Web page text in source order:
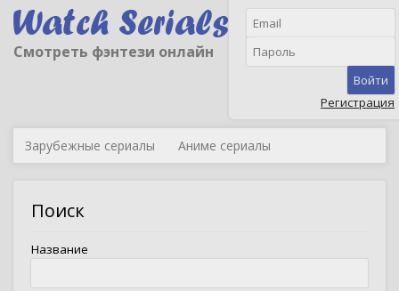
Смотреть фэнтези онлайн
Войти
Регистрация
Зарубежные сериалы Аниме сериалы
Поиск
Название